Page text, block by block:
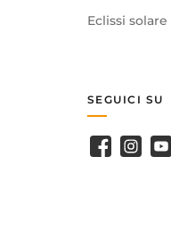
Eclissi solare
SEGUICI SU
Facebook